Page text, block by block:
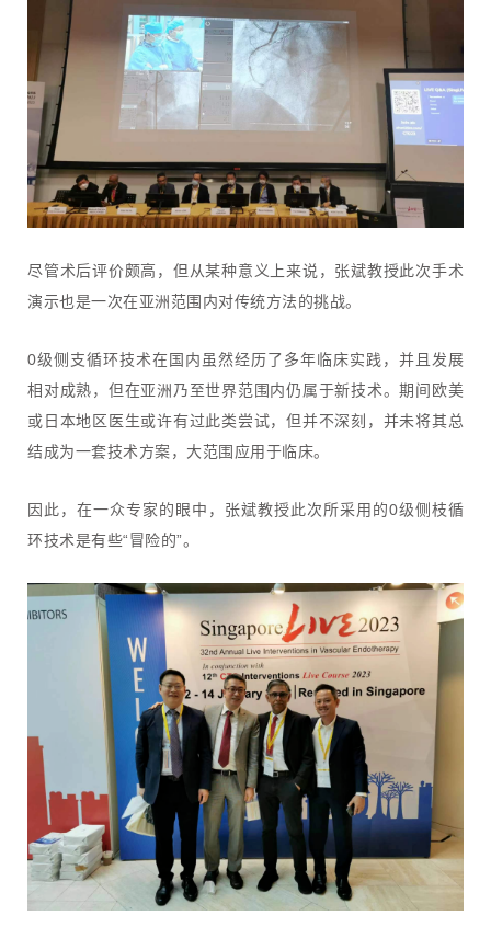
尽管术后评价颇高，但从某种意义上来说，张斌教授此次手术
演示也是一次在亚洲范围内对传统方法的挑战。
0级侧支循环技术在国内虽然经历了多年临床实践，并且发展
相对成熟，但在亚洲乃至世界范围内仍属于新技术。期间欧美
或日本地区医生或许有过此类尝试，但并不深刻，并未将其总
结成为一套技术方案，大范围应用于临床。
因此，在一众专家的眼中，张斌教授此次所采用的0级侧枝循
环技术是有些“冒险的”。